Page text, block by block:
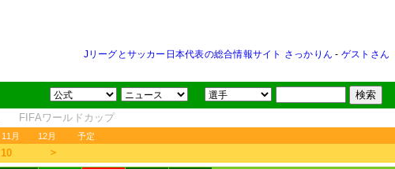
Jリーグとサッカー日本代表の総合情報サイト さっかりん - ゲストさん
FIFAワールドカップ
11月 12月 予定
10 ＞